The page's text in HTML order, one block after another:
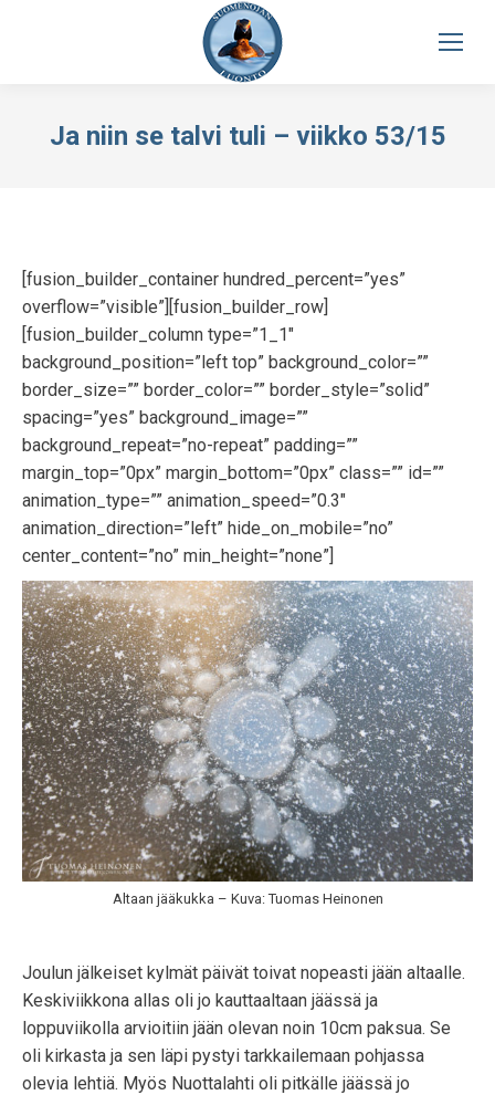
Ja niin se talvi tuli – viikko 53/15
[fusion_builder_container hundred_percent=”yes”
overflow=”visible”][fusion_builder_row]
[fusion_builder_column type=”1_1″
background_position=”left top” background_color=””
border_size=”” border_color=”” border_style=”solid”
spacing=”yes” background_image=””
background_repeat=”no-repeat” padding=””
margin_top=”0px” margin_bottom=”0px” class=”” id=””
animation_type=”” animation_speed=”0.3″
animation_direction=”left” hide_on_mobile=”no”
center_content=”no” min_height=”none”]
Altaan jääkukka – Kuva: Tuomas Heinonen
Joulun jälkeiset kylmät päivät toivat nopeasti jään altaalle.
Keskiviikkona allas oli jo kauttaaltaan jäässä ja
loppuviikolla arvioitiin jään olevan noin 10cm paksua. Se
oli kirkasta ja sen läpi pystyi tarkkailemaan pohjassa
olevia lehtiä. Myös Nuottalahti oli pitkälle jäässä jo